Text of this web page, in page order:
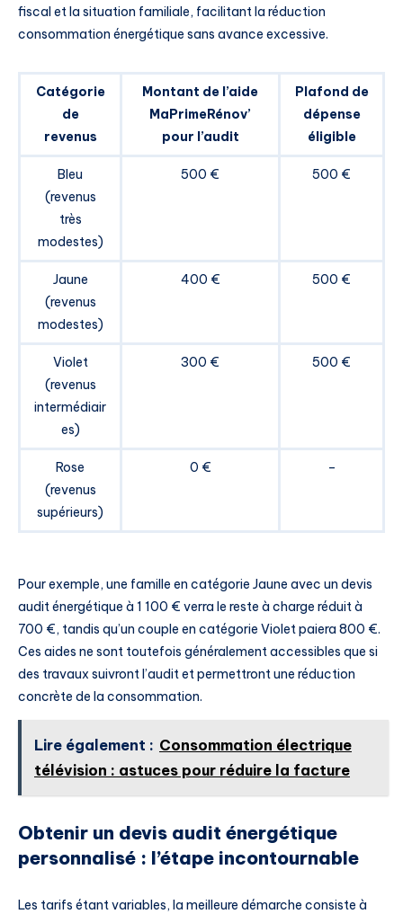
fiscal et la situation familiale, facilitant la réduction
consommation énergétique sans avance excessive.
Catégorie
de
revenus
Montant de l’aide
MaPrimeRénov’
pour l’audit
Plafond de
dépense
éligible
Bleu
(revenus
très
modestes)
500 € 500 €
Jaune
(revenus
modestes)
400 € 500 €
Violet
(revenus
intermédiair
es)
300 € 500 €
Rose
(revenus
supérieurs)
0 € –
Pour exemple, une famille en catégorie Jaune avec un devis
audit énergétique à 1 100 € verra le reste à charge réduit à
700 €, tandis qu’un couple en catégorie Violet paiera 800 €.
Ces aides ne sont toutefois généralement accessibles que si
des travaux suivront l’audit et permettront une réduction
concrète de la consommation.
Lire également : Consommation électrique
télévision : astuces pour réduire la facture
Obtenir un devis audit énergétique
personnalisé : l’étape incontournable
Les tarifs étant variables, la meilleure démarche consiste à